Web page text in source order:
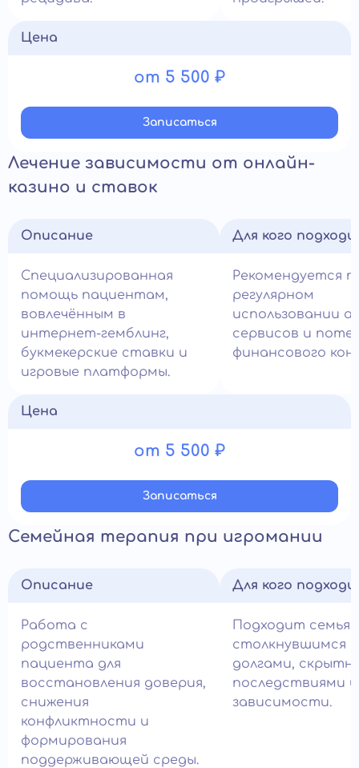
Цена
от 5 500 ₽
Записатьcя
Лечение зависимости от онлайн-
казино и ставок
Описание
Специализированная
помощь пациентам,
вовлечённым в
интернет-гемблинг,
букмекерские ставки и
игровые платформы.
Для кого
Рекомендуется
регулярном
использовании
сервисов и
финансового
Цена
от 5 500 ₽
Записатьcя
Семейная терапия при игромании
Описание
Работа с
родственниками
пациента для
восстановления доверия,
снижения
конфликтности и
формирования
поддерживающей среды.
Для кого
Подходит
столкнувшимся с
долгами,
последствиями
зависимости.